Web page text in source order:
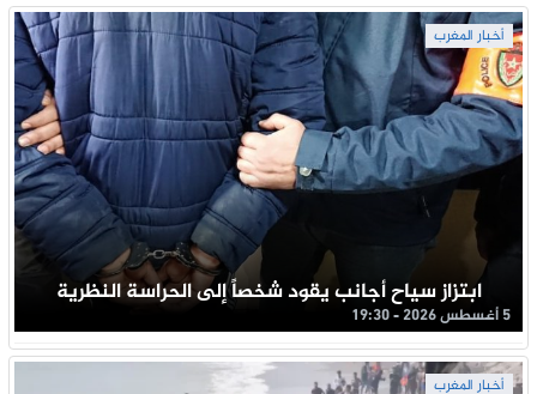
أخبار المغرب
ابتزاز سياح أجانب يقود شخصاً إلى الحراسة النظرية
5 أغسطس 2026 - 19:30
أخبار المغرب